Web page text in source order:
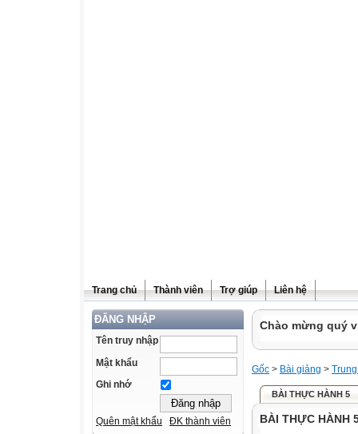
Trang chủ Thành viên Trợ giúp Liên hệ
ĐĂNG NHẬP
Tên truy nhập
Mật khẩu
Ghi nhớ
Quên mật khẩu ĐK thành viên
Chào mừng quý
Gốc > Bài giảng >
BÀI THỰC HÀNH 5
BÀI THỰC HÀNH